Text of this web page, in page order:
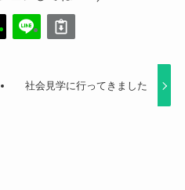
社会見学に行ってきました